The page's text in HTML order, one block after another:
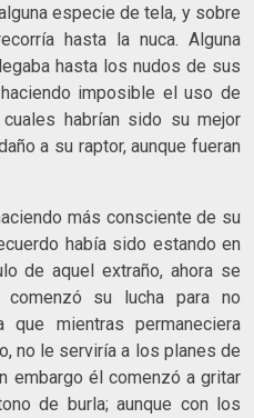
especie de tela, y sobre
hasta la nuca. Alguna
hasta los nudos de sus
imposible el uso de
habrían sido su mejor
a su raptor, aunque fueran
más consciente de su
había sido estando en
de aquel extraño, ahora se
comenzó su lucha para no
mientras permaneciera
no le serviría a los planes de
embargo él comenzó a gritar
de burla; aunque con los